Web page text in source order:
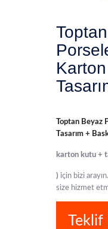
Toptan Beyaz
Tasarım +
karton kutu +
) için bizi
size hizmet
Teklif